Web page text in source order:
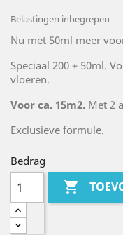
Belastingen inbegrepen
Nu met 50ml meer
Speciaal 200 + 50ml.
vloeren.
Voor ca. 15m2. Met 2
Exclusieve formule.
Bedrag
